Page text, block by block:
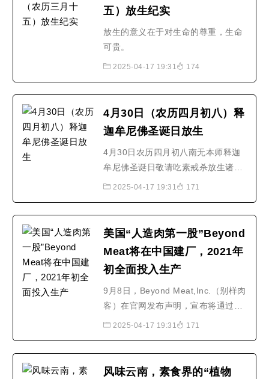
五）放生纪实
放生的意义在于对生命的尊重，生命
可贵。
2025-04-17 19:31 174
4月30日（农历四月初八）释
迦牟尼佛圣诞日放生
4月30日农历四月初八南无本师释迦
牟尼佛圣诞日敬请吃素戒杀放生诸恶
莫作、众善奉行！
2025-04-17 19:31 171
美国“人造肉第一股”Beyond
Meat将在中国建厂，2021年
初全面投入生产
9月8日，Beyond Meat,Inc.（别样肉
客）在官网发布声明，宣布将通过全
资子公司别样（嘉兴）食品有限公司
肉、植物猪肉和植物鸡肉等植物肉产
2025-04-17 19:31 171
风味云南，素食界的“植物